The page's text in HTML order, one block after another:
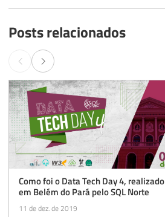
Posts relacionados
Como foi o Data Tech Day 4, realizado
em Belém do Pará pelo SQL Norte
11 de dez. de 2019